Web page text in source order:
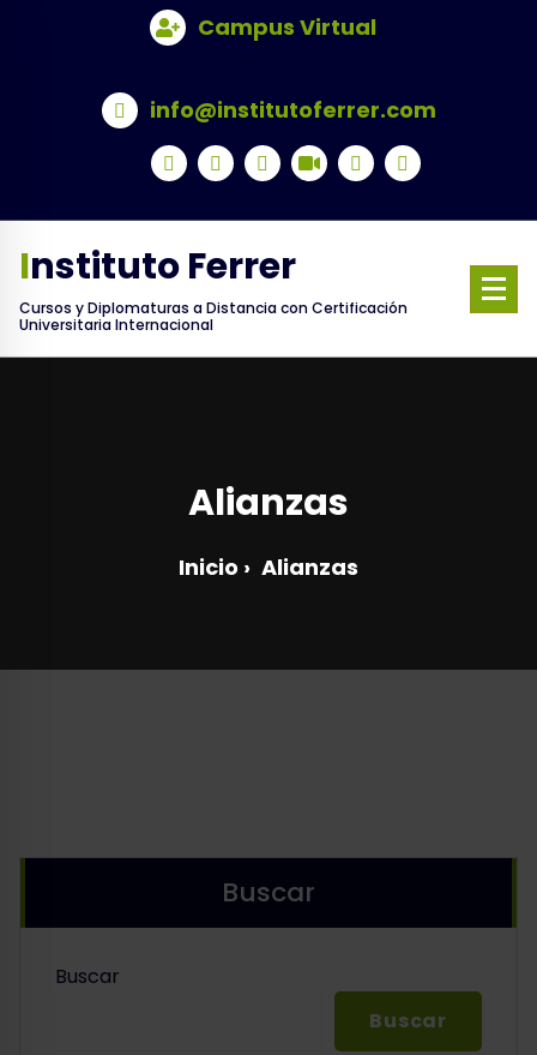
Campus Virtual
info@institutoferrer.com
Instituto Ferrer
Cursos y Diplomaturas a Distancia con Certificación
Universitaria Internacional
Alianzas
Inicio › Alianzas
Buscar
Buscar
Buscar